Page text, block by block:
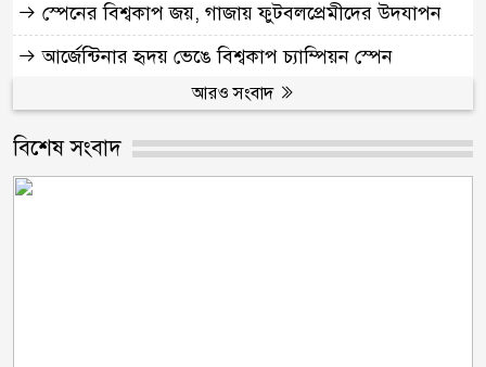
স্পেনের বিশ্বকাপ জয়, গাজায় ফুটবলপ্রেমীদের উদযাপন
আর্জেন্টিনার হৃদয় ভেঙে বিশ্বকাপ চ্যাম্পিয়ন স্পেন
আরও সংবাদ
বিশেষ সংবাদ